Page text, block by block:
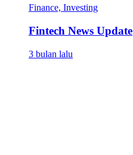
Finance, Investing
Fintech News Update
3 bulan lalu